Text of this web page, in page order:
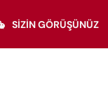
SIZIN GÖRÜŞÜNÜZ